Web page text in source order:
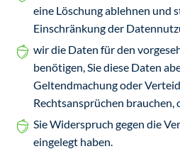
eine Löschung ablehnen und
Einschränkung der
wir die Daten für den
benötigen, Sie diese Daten
Geltendmachung oder
Rechtsansprüchen brauchen,
Sie Widerspruch gegen die
eingelegt haben.